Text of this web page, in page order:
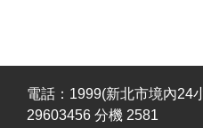
電話：1999(新北市境內24
29603456 分機 2581